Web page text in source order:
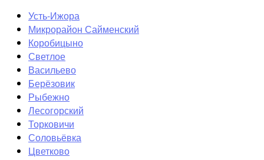
Усть-Ижора
Микрорайон Сайменский
Коробицыно
Светлое
Васильево
Берёзовик
Рыбежно
Лесогорский
Торковичи
Соловьёвка
Цветково